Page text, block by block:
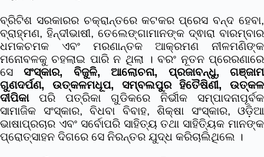
ବ୍ରିଟିଶ ସରକାରର ଚକ୍ରାନ୍ତରେ କଟକର ପ୍ରେସ ବନ୍ଦ ହେବା,
ବ୍ରାହ୍ମଣ, ହିନ୍ଦୀଭାଷୀ, ତେଲେଙ୍ଗାମାନଙ୍କ ଦ୍ଵାରା ବାରମ୍ବାର
ଧମକଚମକ ଏବଂ ମରଣାନ୍ତକ ଆକ୍ରମଣ ନୀଳମଣିଙ୍କ
ମନୋବଳକୁ ଚହଲାଇ ପାରି ନ ଥିଲା । ବରଂ ନୂତନ ପ୍ରେରଣାରେ
ସେସଂସ୍କାର, ବିଜୁଳି, ଆଲୋଚନା, ପ୍ରଜାବନ୍ଧୁ, ଗଞ୍ଜାମ
ଗୁଣଦର୍ପଣ, ଉତ୍କଳମଧୂପ, ସମ୍ବଲପୁର ହିତୈଷିଣୀ, ଉତ୍କଳ
ଦୀପିକାପରି ପତ୍ରିକା ଗୁଡିକରେ ନିର୍ଭୀକ ସମ୍ପାଦନାପୂର୍ବକ
ସାମାଜିକ ସଂସ୍କାର, ବିଧବା ବିବାହ, ଶିକ୍ଷା ସଂସ୍କାର, ଓଡ଼ିଆ
ଭାଷାପ୍ରଚାର ଏବଂ ସର୍ବୋପରି ସାହିତ୍ୟ ତଥା ସାହିତ୍ୟିକ ମାନଙ୍କ
ପ୍ରୋତ୍ସାହନ ଦିଗରେ ସେ ନିରନ୍ତର ଯୁଦ୍ଧ କରିଚାଲିଥିଲେ ।